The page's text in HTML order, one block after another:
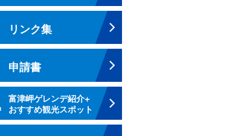
リンク集
申請書
富津岬ゲレンデ紹介+
おすすめ観光スポット